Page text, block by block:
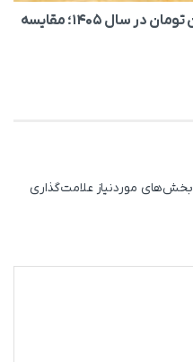
بهترین سرمایه‌گذاری با ۵۰۰ میلیون تومان در سال ۱۴۰۵؛ مقایسه
بخش‌های موردنیاز علامت‌گذاری